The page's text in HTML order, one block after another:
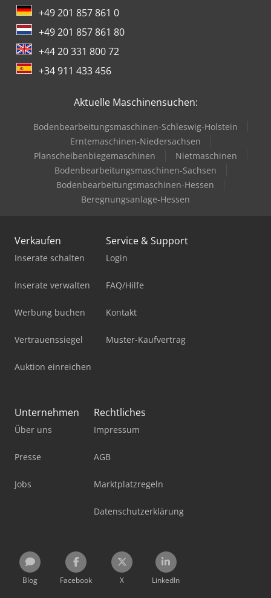
+49 201 857 861 0
+49 201 857 861 80
+44 20 331 800 72
+34 911 433 456
Aktuelle Maschinensuchen:
Bodenbearbeitungsmaschinen-Schleswig-Holstein
Erntemaschinen-Niedersachsen
Planscheibenbiegemaschinen
Nietmaschinen
Bodenbearbeitungsmaschinen-Sachsen
Bodenbearbeitungsmaschinen-Hessen
Beregnungsanlage-Hessen
Verkaufen
Inserate schalten
Inserate verwalten
Werbung buchen
Vertrauenssiegel
Auktion einreichen
Service & Support
Login
FAQ/Hilfe
Kontakt
Muster-Kaufvertrag
Unternehmen
Über uns
Presse
Jobs
Rechtliches
Impressum
AGB
Marktplatzregeln
Datenschutzerklärung
Blog Facebook X LinkedIn